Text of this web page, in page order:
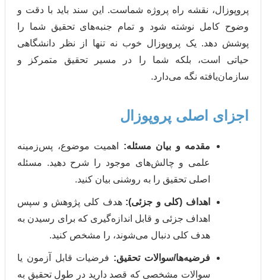
نقشه راه پروژه شماست. این سند باید با دقت و
نوشته شود و تمام جنبه‌های تحقیق شما را
یک پروپوزال خوب نه تنها از نظر دانشگاهی
بلکه شما را در مسیر تحقیق متمرکز و
نگه می‌دارد.
پروپوزال
مقدمه و بیان مسئله:اهمیت موضوع، پس‌زمینه
علمی و چالش‌های موجود را شرح دهید. مسئله
اصلی تحقیق را به روشنی بیان کنید.
اهداف (کلی و جزئی):هدف کلی پژوهش و سپس
اهداف جزئی و قابل اندازه‌گیری که برای رسیدن به
هدف کلی دنبال می‌شوند، را مشخص کنید.
فرضیه‌ها/سوالات تحقیق:فرضیات قابل آزمون یا
سوالات مشخصی که قصد دارید در طول تحقیق به